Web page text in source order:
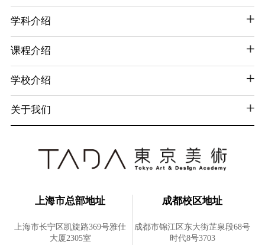
学科介绍
课程介绍
学校介绍
关于我们
上海市总部地址
上海市长宁区凯旋路369号雅仕
大厦2305室
成都校区地址
成都市锦江区东大街芷泉段68号
时代8号3703